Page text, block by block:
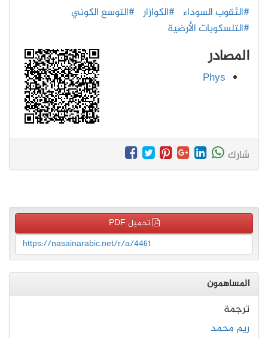
#الثقوب السوداء #الكوازار #التوسع الكوني
#التلسكوبات الأرضية
المصادر
Phys
شارك
تحميل PDF
https://nasainarabic.net/r/a/4461
المساهمون
ترجمة
ريم محمد